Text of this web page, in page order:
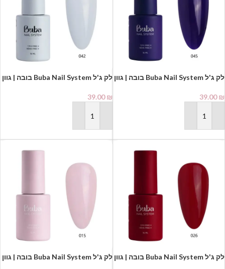
לק ג'ל Buba Nail System בובה | גוון
39.00₪
הוספה לסל
לק ג'ל Buba Nail System בובה | גוון
39.00₪
הוספה לסל
לק ג'ל Buba Nail System בובה | גוון
לק ג'ל Buba Nail System בובה | גוון